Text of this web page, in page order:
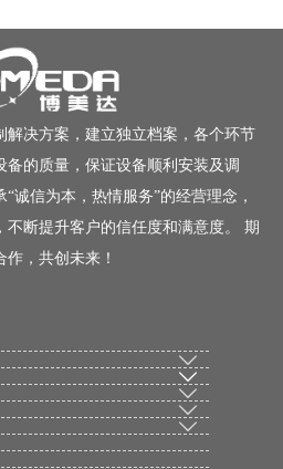
解决方案，建立独立档案，各个环节
备的质量，保证设备顺利安装及调
诚信为本，热情服务”的经营理念，
断提升客户的信任度和满意度。 期
，共创未来！




